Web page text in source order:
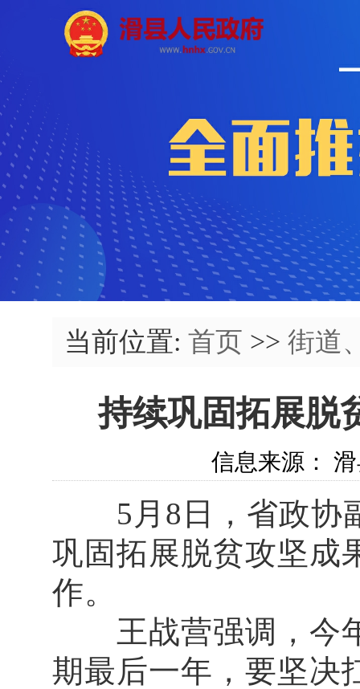
当前位置: 首页 >> 街道
持续巩固拓展脱
信息来源：
5月8日，省政协副
巩固拓展脱贫攻坚成
作。
王战营强调，今年
期最后一年，要坚决